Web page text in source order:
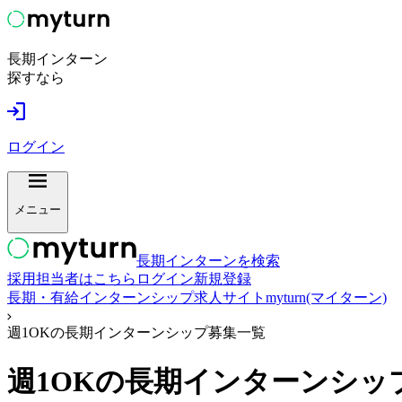
長期インターン
探すなら
ログイン
メニュー
長期インターンを検索
採用担当者はこちら ログイン新規登録
長期・有給インターンシップ求人サイトmyturn(マイターン)
週1OKの長期インターンシップ募集一覧
週1OKの長期インターンシッ